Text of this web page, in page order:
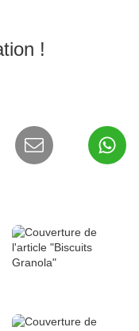
!